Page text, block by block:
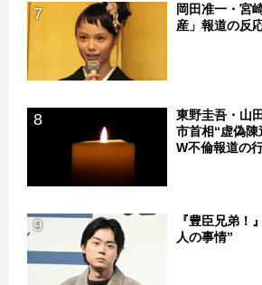
7
岡田准一・宮
産」報道の反
8
東野圭吾・山
市首相“虚偽
W不倫報道の
9
『豊臣兄弟！
人の事情”